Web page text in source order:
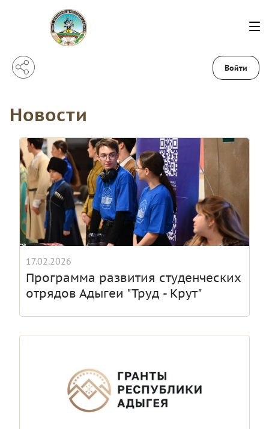
Войти
Новости
17.02.2026
Программа развития студенческих
отрядов Адыгеи "Труд - Крут"